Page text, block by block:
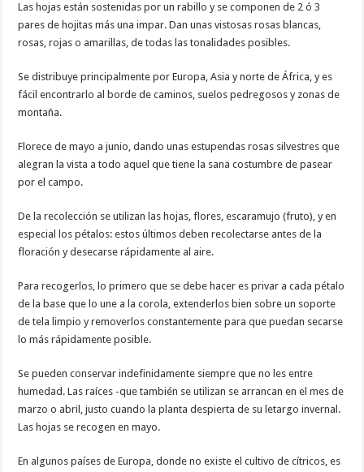
Las hojas están sostenidas por un rabillo y se componen de 2 ó 3
pares de hojitas más una impar. Dan unas vistosas rosas blancas,
rosas, rojas o amarillas, de todas las tonalidades posibles.
Se distribuye principalmente por Europa, Asia y norte de África, y es
fácil encontrarlo al borde de caminos, suelos pedregosos y zonas de
montaña.
Florece de mayo a junio, dando unas estupendas rosas silvestres que
alegran la vista a todo aquel que tiene la sana costumbre de pasear
por el campo.
De la recolección se utilizan las hojas, flores, escaramujo (fruto), y en
especial los pétalos: estos últimos deben recolectarse antes de la
floración y desecarse rápidamente al aire.
Para recogerlos, lo primero que se debe hacer es privar a cada pétalo
de la base que lo une a la corola, extenderlos bien sobre un soporte
de tela limpio y removerlos constantemente para que puedan secarse
lo más rápidamente posible.
Se pueden conservar indefinidamente siempre que no les entre
humedad. Las raíces -que también se utilizan se arrancan en el mes de
marzo o abril, justo cuando la planta despierta de su letargo invernal.
Las hojas se recogen en mayo.
En algunos países de Europa, donde no existe el cultivo de cítricos, es